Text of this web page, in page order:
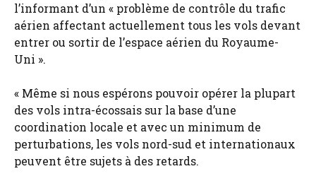
l’informant d’un « problème de contrôle du trafic
aérien affectant actuellement tous les vols devant
entrer ou sortir de l’espace aérien du Royaume-
Uni ».
« Même si nous espérons pouvoir opérer la plupart
des vols intra-écossais sur la base d’une
coordination locale et avec un minimum de
perturbations, les vols nord-sud et internationaux
peuvent être sujets à des retards.